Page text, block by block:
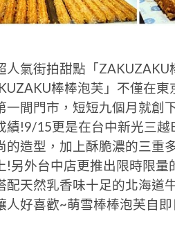
人氣街拍甜點「
棒棒泡芙」不僅在
一間門市，短短九個月就創
績!9/15更是在台中新光三
的造型，加上酥脆濃的三重
!另外台中店更推出限時限
配天然乳香味十足的北海道
人好喜歡~萌雪棒棒泡芙自